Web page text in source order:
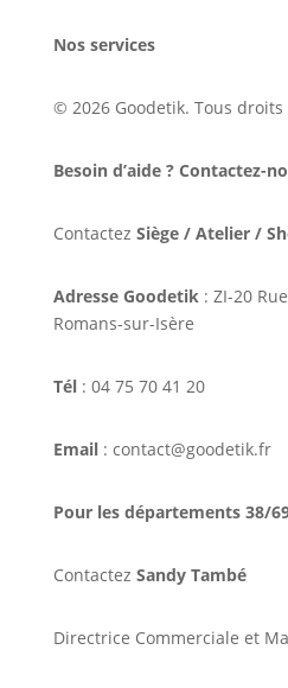
Nos services
© 2026 Goodetik. Tous droits
Besoin d’aide ? Contactez-
Contactez Siège / Atelier /
Adresse Goodetik: ZI-20
Romans-sur-Isère
Tél: 04 75 70 41 20
Email: contact@goodetik.fr
Pour les départements 38/
Contactez Sandy També
Directrice Commerciale et